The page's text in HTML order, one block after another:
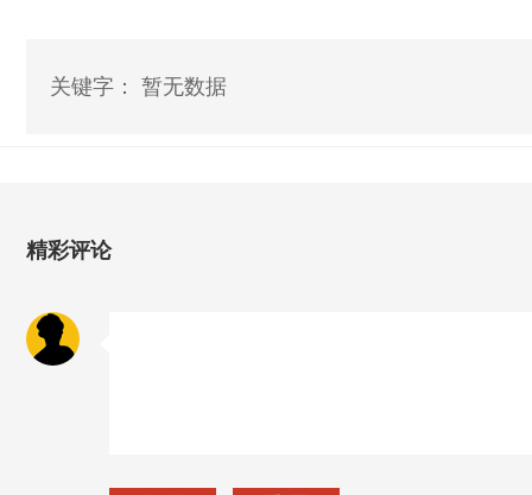
关键字： 暂无数据
精彩评论